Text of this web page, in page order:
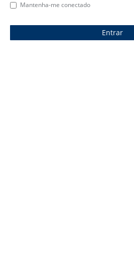
Mantenha-me conectado